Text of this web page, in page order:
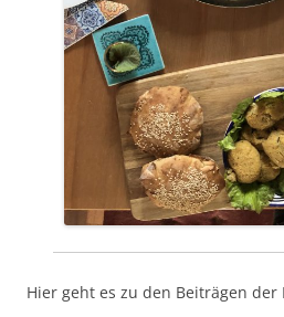
Hier geht es zu den Beiträgen